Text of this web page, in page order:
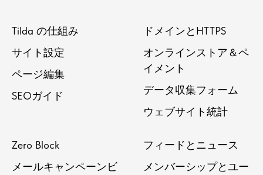
Tilda の仕組み
サイト設定
ページ編集
SEOガイド
ドメインとHTTPS
オンラインストア＆ペ
イメント
データ収集フォーム
ウェブサイト統計
Zero Block
メールキャンペーンビ
フィードとニュース
メンバーシップとユー